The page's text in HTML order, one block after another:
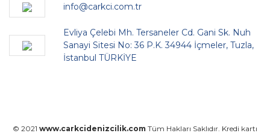
info@carkci.com.tr
Evliya Çelebi Mh. Tersaneler Cd. Gani Sk. Nuh
Sanayi Sitesi No: 36 P.K. 34944 İçmeler, Tuzla,
İstanbul TÜRKİYE
© 2021 www.carkcidenizcilik.com Tüm Hakları Saklıdır. Kredi kartı